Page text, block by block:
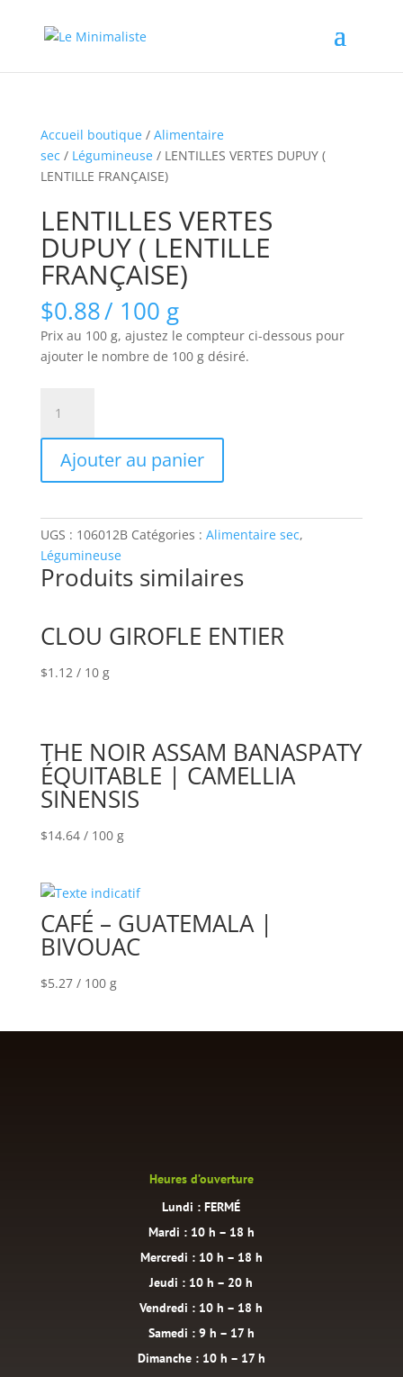
Accueil boutique/ Alimentaire
sec / Légumineuse/ LENTILLES VERTES DUPUY (
LENTILLE FRANÇAISE)
LENTILLES VERTES
DUPUY ( LENTILLE
FRANÇAISE)
$0.88/ 100 g
Prix au 100 g, ajustez le compteur ci-dessous pour
ajouter le nombre de 100 g désiré.
LENTILLES
VERTES
DUPUY
LENTILLE
FRANÇAISE)
Ajouter au panier
UGS : 106012B Catégories : Alimentaire sec,
Légumineuse
Produits similaires
CLOU GIROFLE ENTIER
$1.12 / 10 g
THE NOIR ASSAM BANASPATY
ÉQUITABLE | CAMELLIA
SINENSIS
$14.64 / 100 g
CAFÉ – GUATEMALA |
BIVOUAC
$5.27 / 100 g
Heures d’ouverture
Lundi : FERMÉ
Mardi : 10 h – 18 h
Mercredi : 10 h – 18 h
Jeudi : 10 h – 20 h
Vendredi : 10 h – 18 h
Samedi : 9 h – 17 h
Dimanche : 10 h – 17 h